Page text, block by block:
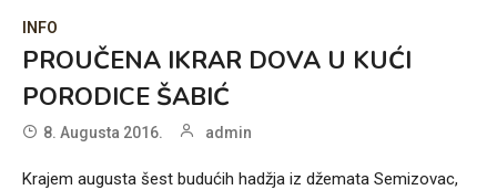
INFO
PROUČENA IKRAR DOVA U KUĆI
PORODICE ŠABIĆ
8. Augusta 2016. admin
Krajem augusta šest budućih hadžja iz džemata Semizovac,